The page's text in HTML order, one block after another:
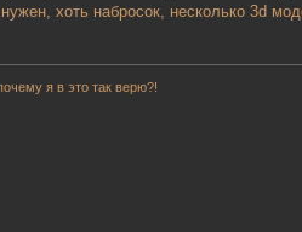
хоть набросок, несколько 3d
я в это так верю?!